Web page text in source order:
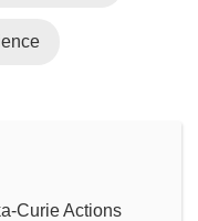
Curie Actions